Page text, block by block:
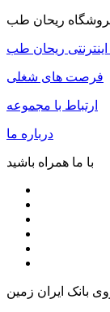
ریحان طب
ریحان طب
فرصت های شغلی
ارتباط با مجموعه
درباره ما
با ما همراه باشید
بانک ایران زمین